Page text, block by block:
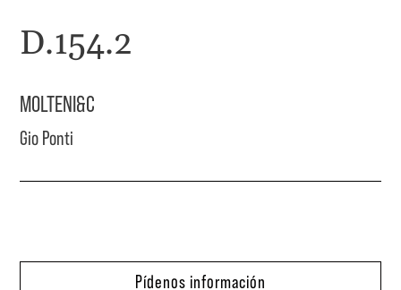
D.154.2
MOLTENI&C
Gio Ponti
Pídenos información